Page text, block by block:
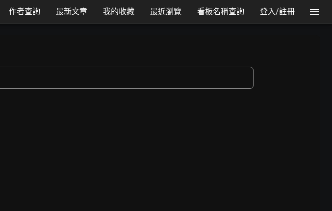
作者查詢 最新文章 我的收藏 最近瀏覽 看板名稱查詢 登入/註冊